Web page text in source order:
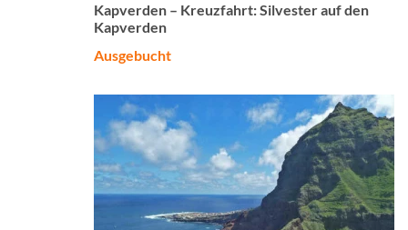
Kapverden – Kreuzfahrt: Silvester auf den
Kapverden
Ausgebucht